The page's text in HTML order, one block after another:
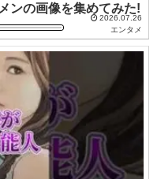
ンの画像を集めてみた!
2026.07.26
エンタメ